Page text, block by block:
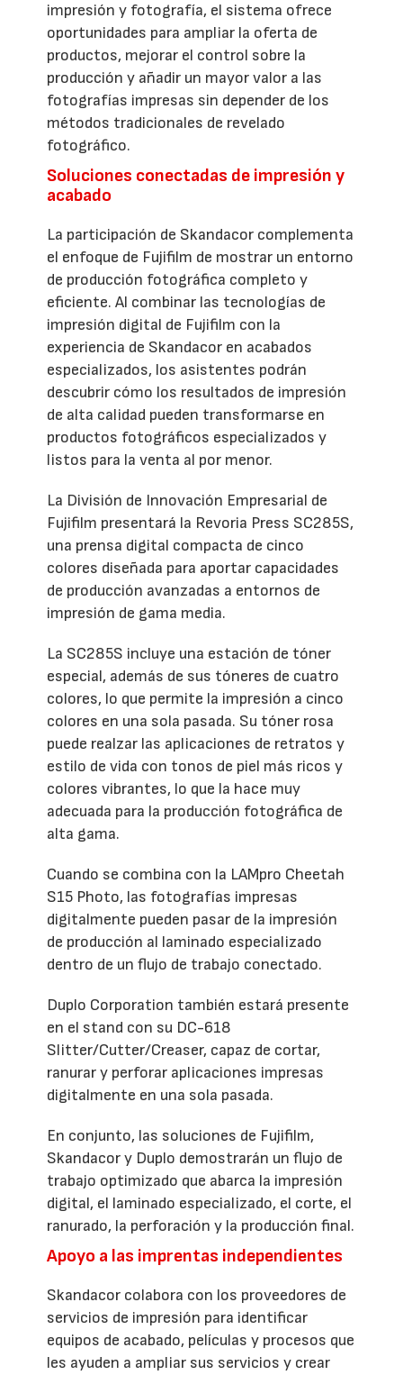
impresión y fotografía, el sistema ofrece
oportunidades para ampliar la oferta de
productos, mejorar el control sobre la
producción y añadir un mayor valor a las
fotografías impresas sin depender de los
métodos tradicionales de revelado
fotográfico.
Soluciones conectadas de impresión y
acabado
La participación de Skandacor complementa
el enfoque de Fujifilm de mostrar un entorno
de producción fotográfica completo y
eficiente. Al combinar las tecnologías de
impresión digital de Fujifilm con la
experiencia de Skandacor en acabados
especializados, los asistentes podrán
descubrir cómo los resultados de impresión
de alta calidad pueden transformarse en
productos fotográficos especializados y
listos para la venta al por menor.
La División de Innovación Empresarial de
Fujifilm presentará la Revoria Press SC285S,
una prensa digital compacta de cinco
colores diseñada para aportar capacidades
de producción avanzadas a entornos de
impresión de gama media.
La SC285S incluye una estación de tóner
especial, además de sus tóneres de cuatro
colores, lo que permite la impresión a cinco
colores en una sola pasada. Su tóner rosa
puede realzar las aplicaciones de retratos y
estilo de vida con tonos de piel más ricos y
colores vibrantes, lo que la hace muy
adecuada para la producción fotográfica de
alta gama.
Cuando se combina con la LAMpro Cheetah
S15 Photo, las fotografías impresas
digitalmente pueden pasar de la impresión
de producción al laminado especializado
dentro de un flujo de trabajo conectado.
Duplo Corporation también estará presente
en el stand con su DC-618
Slitter/Cutter/Creaser, capaz de cortar,
ranurar y perforar aplicaciones impresas
digitalmente en una sola pasada.
En conjunto, las soluciones de Fujifilm,
Skandacor y Duplo demostrarán un flujo de
trabajo optimizado que abarca la impresión
digital, el laminado especializado, el corte, el
ranurado, la perforación y la producción final.
Apoyo a las imprentas independientes
Skandacor colabora con los proveedores de
servicios de impresión para identificar
equipos de acabado, películas y procesos que
les ayuden a ampliar sus servicios y crear